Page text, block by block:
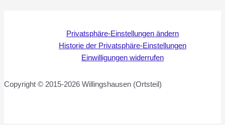
Privatsphäre-Einstellungen ändern
Historie der Privatsphäre-Einstellungen
Einwilligungen widerrufen
Copyright © 2015-2026 Willingshausen (Ortsteil)